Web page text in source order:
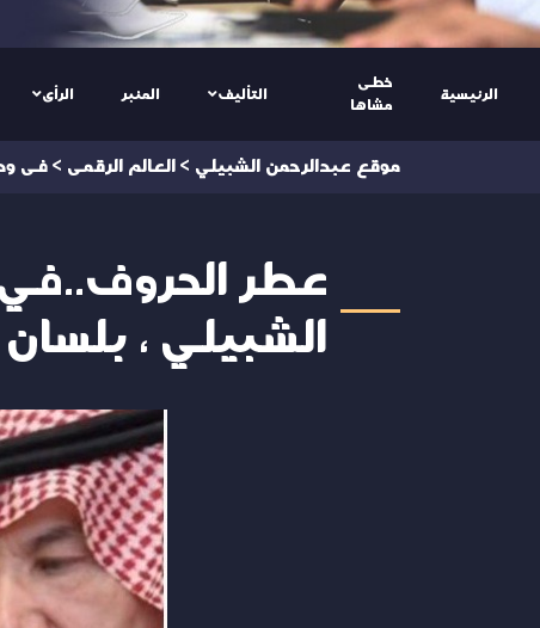
الرئيسية
خطى
مشاها
التأليف المنبر الرأى
موقع عبدالرحمن الشبيلي > العالم الرقمى > فى
عطر الحروف..في
الشبيلي ،